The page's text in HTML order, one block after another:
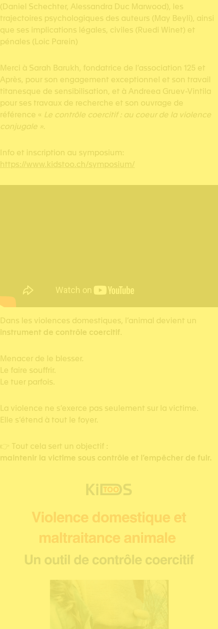
(Daniel Schechter, Alessandra Duc Marwood), les
trajectoires psychologiques des auteurs (May Beyli), ainsi
que ses implications légales, civiles (Ruedi Winet) et
pénales (Loic Parein)
Merci à Sarah Barukh, fondatrice de l’association 125 et
Après, pour son engagement exceptionnel et son travail
titanesque de sensibilisation, et à Andreea Gruev-Vintila
pour ses travaux de recherche et son ouvrage de
référence « Le contrôle coercitif : au coeur de la violence
conjugale ».
Info et inscription au symposium:
https://www.kidstoo.ch/symposium/
Dans les violences domestiques, l’animal devient un
instrument de contrôle coercitif.
Menacer de le blesser.
Le faire souffrir.
Le tuer parfois.
La violence ne s’exerce pas seulement sur la victime.
Elle s’étend à tout le foyer.
👉 Tout cela sert un objectif :
maintenir la victime sous contrôle et l’empêcher de fuir.